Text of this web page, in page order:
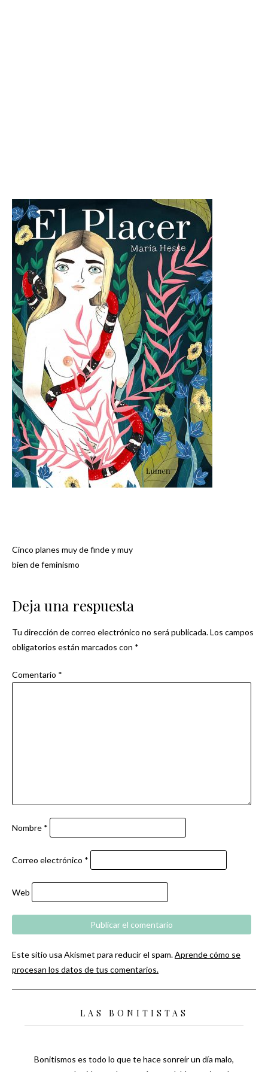
Navegación
Cinco planes muy de finde y muy
bien de feminismo
Deja una respuesta
Tu dirección de correo electrónico no será publicada.Los campos
obligatorios están marcados con *
Comentario *
Nombre *
Correo electrónico *
Web
Este sitio usa Akismet para reducir el spam.Aprende cómo se
procesan los datos de tus comentarios.
LAS BONITISTAS
Bonitismos es todo lo que te hace sonreír un día malo,